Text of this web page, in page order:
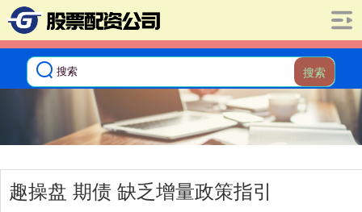
搜索
趣操盘 期债 缺乏增量政策指引